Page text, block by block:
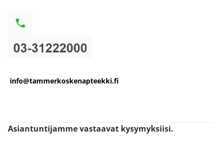
info@tammerkoskenapteekki.fi
Asiantuntijamme vastaavat kysymyksiisi.